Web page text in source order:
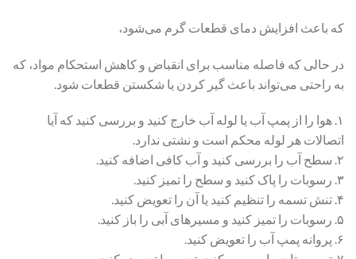
که باعث افزایش دمای قطعات گرم می‌شود،
در حالی که فاصله مناسب برای انقباض و کاهش استحکام مواد، که
به راحتی می‌تواند باعث گیر کردن یا شکستن قطعات شود.
۱. هوا را از پمپ آب یا لوله آب خارج کنید و بررسی کنید که آیا
اتصالات هر لوله محکم است و نشتی ندارد.
۲. سطح آب را بررسی کنید و آب کافی اضافه کنید.
۳. رسوبات را پاک کنید و سطح را تمیز کنید.
۴. تنش تسمه را تنظیم کنید یا آن را تعویض کنید.
۵. رسوبات را تمیز کنید و مسیرهای آبی را باز کنید.
۶. پروانه پمپ آب را تعویض کنید.